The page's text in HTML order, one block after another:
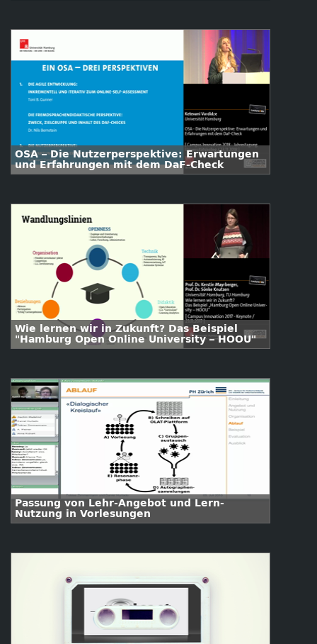
OSA – Die Nutzerperspektive: Erwartungen
und Erfahrungen mit dem DaF-Check
Wie lernen wir in Zukunft? Das Beispiel
"Hamburg Open Online University – HOOU"
Passung von Lehr-Angebot und Lern-
Nutzung in Vorlesungen